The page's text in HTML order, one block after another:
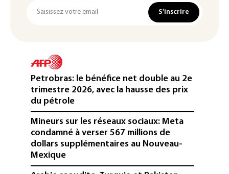
S'inscrire
Petrobras: le bénéfice net double au 2e
trimestre 2026, avec la hausse des prix
du pétrole
Mineurs sur les réseaux sociaux: Meta
condamné à verser 567 millions de
dollars supplémentaires au Nouveau-
Mexique